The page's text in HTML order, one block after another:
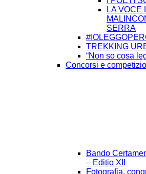
LA VOCE
SERRA
TREKKING
“Non so cosa
Concorsi e
Bando
– Editio XII
Fotografia,